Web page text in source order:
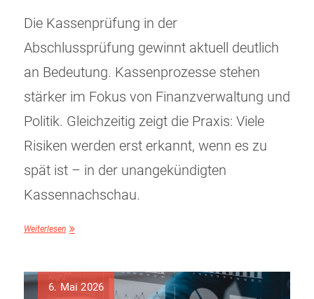
Die Kassenprüfung in der
Abschlussprüfung gewinnt aktuell deutlich
an Bedeutung. Kassenprozesse stehen
stärker im Fokus von Finanzverwaltung und
Politik. Gleichzeitig zeigt die Praxis: Viele
Risiken werden erst erkannt, wenn es zu
spät ist – in der unangekündigten
Kassennachschau.
Weiterlesen
6. Mai 2026